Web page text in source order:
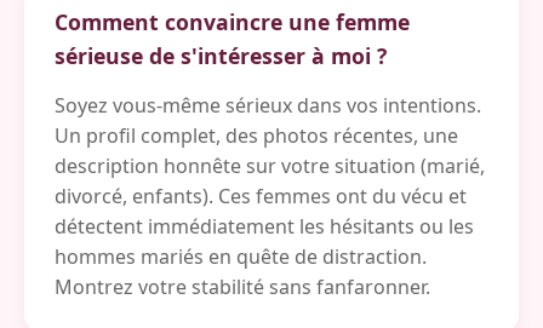
Comment convaincre une femme
sérieuse de s'intéresser à moi ?
Soyez vous-même sérieux dans vos intentions.
Un profil complet, des photos récentes, une
description honnête sur votre situation (marié,
divorcé, enfants). Ces femmes ont du vécu et
détectent immédiatement les hésitants ou les
hommes mariés en quête de distraction.
Montrez votre stabilité sans fanfaronner.